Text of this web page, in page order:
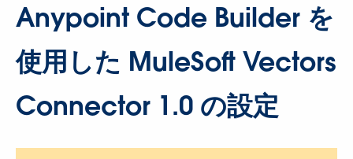
Anypoint Code Builder を
使用した MuleSoft Vectors
Connector 1.0 の設定